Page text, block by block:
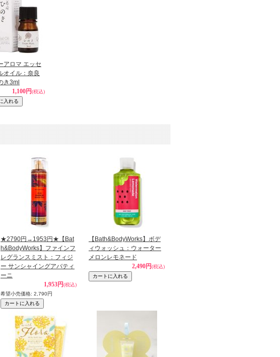
アロマ エッセ
オイル：奈良
き3ml
1,100円(税込)
★2790円→1953円★【Bat
h&BodyWorks】ファインフ
レグランスミスト：フィジ
ー サンシャイングアバティ
ーニ
1,953円(税込)
希望小売価格: 2,790円
【Bath&BodyWorks】ボデ
ィウォッシュ：ウォーター
メロンレモネード
2,490円(税込)